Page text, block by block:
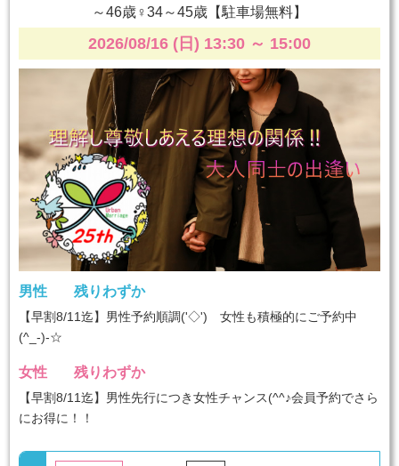
～46歳♀34～45歳【駐車場無料】
2026/08/16 (日) 13:30 ～ 15:00
男性 残りわずか
【早割8/11迄】男性予約順調('◇')ゞ女性も積極的にご予約中
(^_-)-☆
女性 残りわずか
【早割8/11迄】男性先行につき女性チャンス(^^♪会員予約でさら
にお得に！！